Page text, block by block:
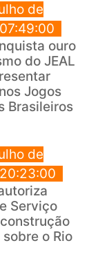
de
ouro
do JEAL
Jogos
Brasileiros
de
Serviço
o Rio